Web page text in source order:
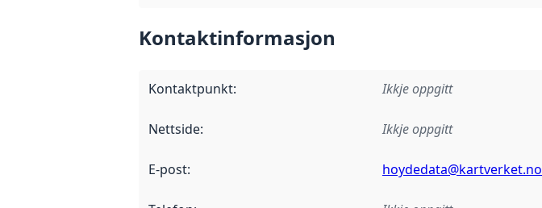
Kontaktinformasjon
Kontaktpunkt: Ikkje oppgitt
Nettside: Ikkje oppgitt
E-post: hoydedata@kartverket.no